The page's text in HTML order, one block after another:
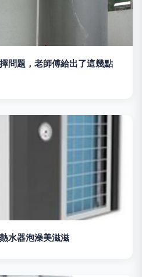
問題，老師傅給出了這幾點
水器泡澡美滋滋